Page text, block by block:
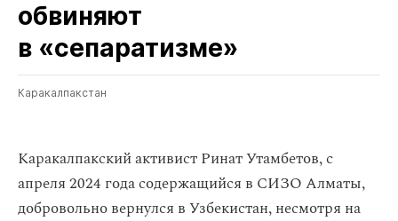
обвиняют
в «сепаратизме»
Каракалпакстан
Каракалпакский активист Ринат Утамбетов, с
апреля 2024 года содержащийся в СИЗО Алматы,
добровольно вернулся в Узбекистан, несмотря на